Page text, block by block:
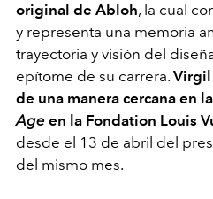
original de Abloh, la cual
y representa una memoria
trayectoria y visión del
epítome de su carrera. Virgil
de una manera cercana en
Age en la Fondation Louis
desde el 13 de abril del
del mismo mes.